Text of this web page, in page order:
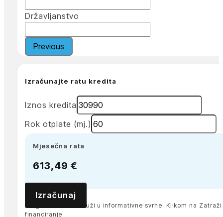
Državljanstvo
Previous
Izračunajte ratu kredita
Iznos kredita
Rok otplate (mj.)
Mjesečna rata
613,49 €
Izračunaj
Pregled anuiteta služi u informativne svrhe. Klikom na
financiranje.